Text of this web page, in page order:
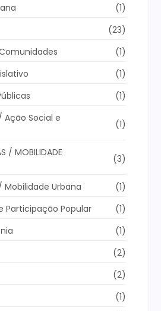
(1)
(23)
(1)
(1)
(1)
Ação Social e
(1)
/ MOBILIDADE
(3)
Mobilidade Urbana
(1)
Participação Popular
(1)
(1)
(2)
(2)
(1)